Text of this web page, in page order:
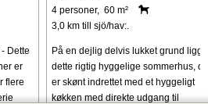
Dette
er
flere
4 personer, 60 m²
3,0 km till sjö/hav:.
På en dejlig delvis lukket grund
dette rigtig hyggelige sommerhus,
er skønt indrettet med et hyggeligt
køkken med direkte udgang til